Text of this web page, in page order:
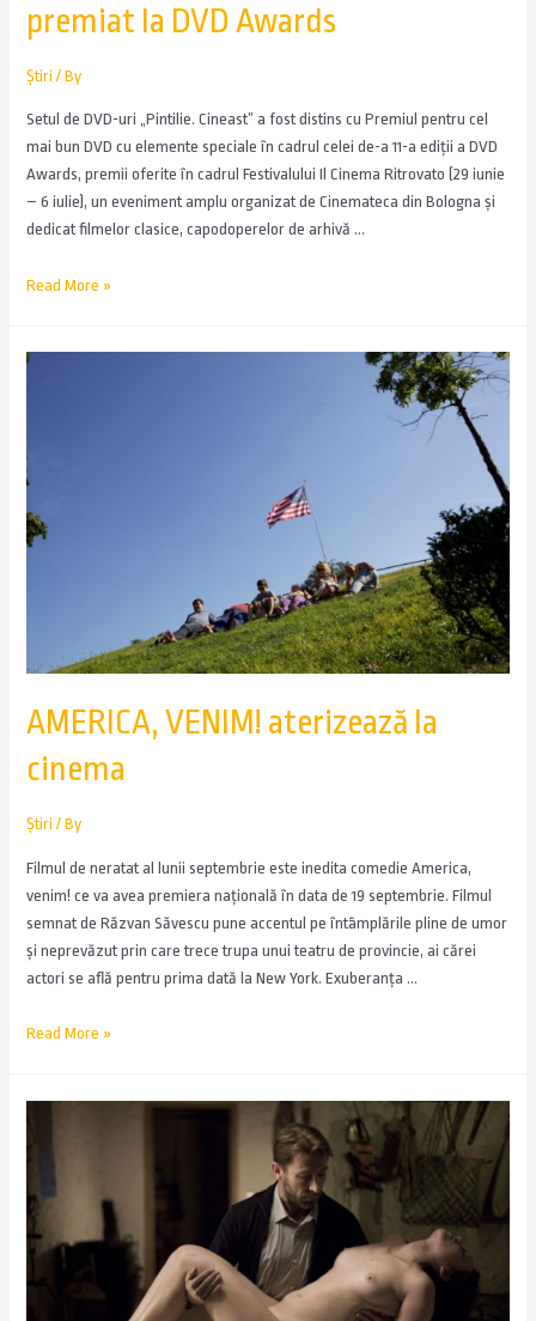
premiat la DVD Awards
Știri / By
Setul de DVD-uri „Pintilie. Cineast” a fost distins cu Premiul pentru cel
mai bun DVD cu elemente speciale în cadrul celei de-a 11-a ediții a DVD
Awards, premii oferite în cadrul Festivalului Il Cinema Ritrovato (29 iunie
– 6 iulie), un eveniment amplu organizat de Cinemateca din Bologna și
dedicat filmelor clasice, capodoperelor de arhivă …
Read More »
AMERICA, VENIM! aterizează la
cinema
Știri / By
Filmul de neratat al lunii septembrie este inedita comedie America,
venim! ce va avea premiera naţională în data de 19 septembrie. Filmul
semnat de Răzvan Săvescu pune accentul pe întâmplările pline de umor
şi neprevăzut prin care trece trupa unui teatru de provincie, ai cărei
actori se află pentru prima dată la New York. Exuberanţa …
Read More »